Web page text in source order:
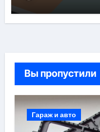
Вы пропустили
Гараж и авто